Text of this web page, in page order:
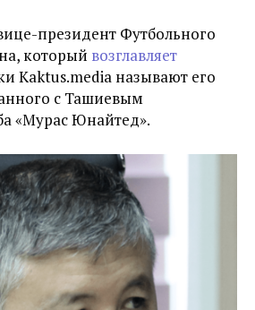
президент Футбольного
который возглавляет
Kaktus.media называют его
с Ташиевым
«Мурас Юнайтед».